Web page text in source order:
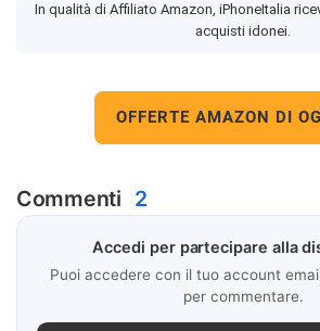
In qualità di Affiliato Amazon, iPhoneItalia
acquisti idonei.
OFFERTE AMAZON DI
Commenti 2
Accedi per partecipare alla
Puoi accedere con il tuo account
per commentare.